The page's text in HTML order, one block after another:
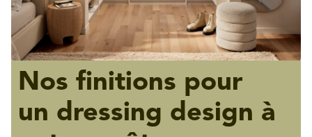
Nos finitions pour
un dressing design à